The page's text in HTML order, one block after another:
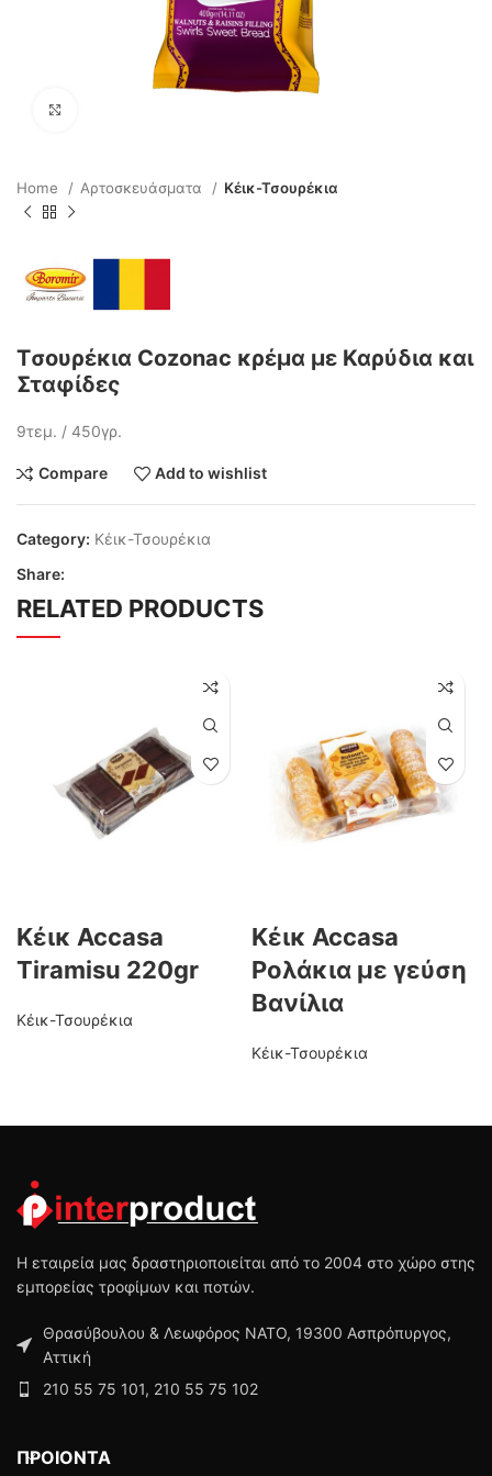
Home Αρτοσκευάσματα Κέικ-Τσουρέκια
Tσουρέκια Cozonac κρέμα με Καρύδια και
Σταφίδες
9τεμ. / 450γρ.
Compare Add to wishlist
Category: Κέικ-Τσουρέκια
Share:
RELATED PRODUCTS
Κέικ Accasa
Tiramisu 220gr
Κέικ-Τσουρέκια
Κέικ Accasa
Ρολάκια με γεύση
Βανίλια
Κέικ-Τσουρέκια
Η εταιρεία μας δραστηριοποιείται από το 2004 στο χώρο στης
εμπορείας τροφίμων και ποτών.
Θρασύβουλου & Λεωφόρος ΝΑΤΟ, 19300 Ασπρόπυργος,
Αττική
210 55 75 101, 210 55 75 102
ΠΡΟΙΟΝΤΑ